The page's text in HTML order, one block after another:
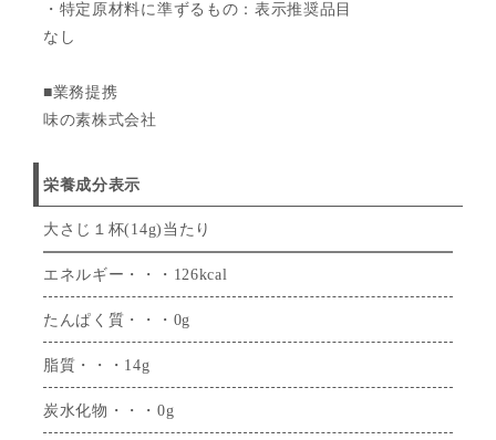
・特定原材料に準ずるもの：表示推奨品目
なし
■業務提携
味の素株式会社
栄養成分表示
大さじ１杯(14g)当たり
エネルギー・・・126kcal
たんぱく質・・・0g
脂質・・・14g
炭水化物・・・0g